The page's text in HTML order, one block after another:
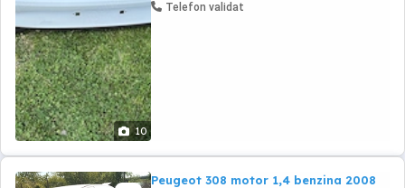
10
Telefon validat
Peugeot 308 motor 1,4 benzina 2008